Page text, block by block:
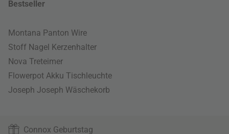
Bestseller
Montana Panton Wire
Stoff Nagel Kerzenhalter
Nova Treteimer
Flowerpot Akku Tischleuchte
Joseph Joseph Wäschekorb
Connox Geburtstag